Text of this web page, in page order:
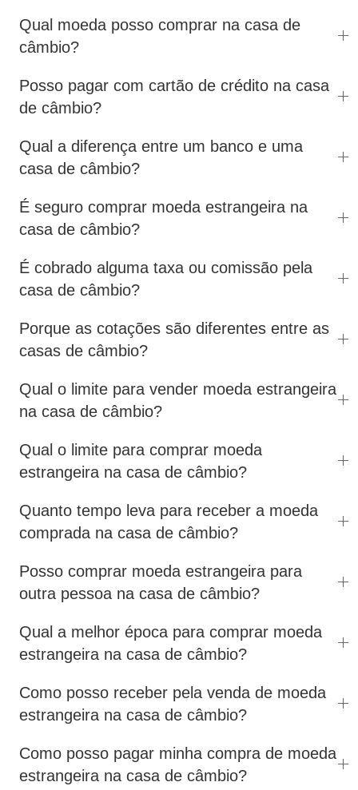
Qual moeda posso comprar na casa de
câmbio?
Posso pagar com cartão de crédito na casa
de câmbio?
Qual a diferença entre um banco e uma
casa de câmbio?
É seguro comprar moeda estrangeira na
casa de câmbio?
É cobrado alguma taxa ou comissão pela
casa de câmbio?
Porque as cotações são diferentes entre as
casas de câmbio?
Qual o limite para vender moeda estrangeira
na casa de câmbio?
Qual o limite para comprar moeda
estrangeira na casa de câmbio?
Quanto tempo leva para receber a moeda
comprada na casa de câmbio?
Posso comprar moeda estrangeira para
outra pessoa na casa de câmbio?
Qual a melhor época para comprar moeda
estrangeira na casa de câmbio?
Como posso receber pela venda de moeda
estrangeira na casa de câmbio?
Como posso pagar minha compra de moeda
estrangeira na casa de câmbio?